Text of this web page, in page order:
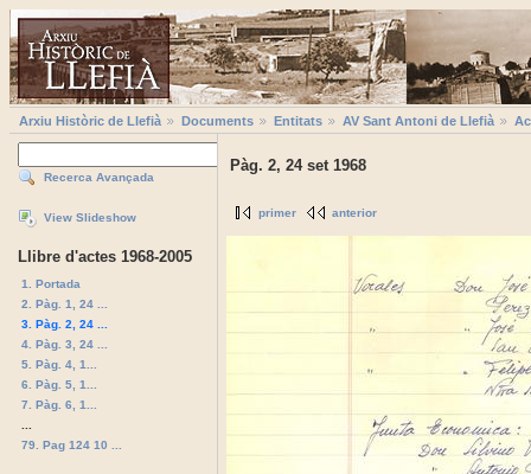
Arxiu Històric de Llefià Documents Entitats AV Sant Antoni de Llefià
Recerca Avançada
View Slideshow
Llibre d'actes 1968-2005
1. Portada
2. Pàg. 1, 24 ...
3. Pàg. 2, 24 ...
4. Pàg. 3, 24 ...
5. Pàg. 4, 1...
6. Pàg. 5, 1...
7. Pàg. 6, 1...
79. Pag 124 10 ...
Pàg. 2, 24 set 1968
primer anterior